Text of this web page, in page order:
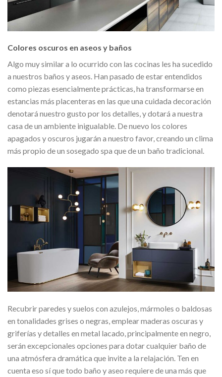
Colores oscuros en aseos y baños
Algo muy similar a lo ocurrido con las cocinas les ha sucedido
a nuestros baños y aseos. Han pasado de estar entendidos
como piezas esencialmente prácticas, ha transformarse en
estancias más placenteras en las que una cuidada decoración
denotará nuestro gusto por los detalles, y dotará a nuestra
casa de un ambiente inigualable. De nuevo los colores
apagados y oscuros jugarán a nuestro favor, creando un clima
más propio de un sosegado spa que de un baño tradicional.
Recubrir paredes y suelos con azulejos, mármoles o baldosas
en tonalidades grises o negras, emplear maderas oscuras y
griferías y detalles en metal lacado, principalmente en negro,
serán excepcionales opciones para dotar cualquier baño de
una atmósfera dramática que invite a la relajación. Ten en
cuenta eso sí que todo baño y aseo requiere de una más que